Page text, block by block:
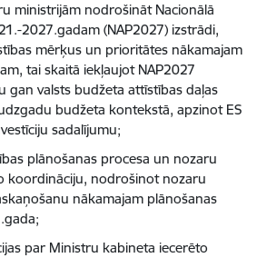
ministrijām nodrošināt Nacionālā
2027.gadam (NAP2027) izstrādi,
mērķus un prioritātes nākamajam
tai skaitā iekļaujot NAP2027
gan valsts budžeta attīstības daļas
budžeta kontekstā, apzinot ES
sadalījumu;
plānošanas procesa un nozaru
koordināciju, nodrošinot nozaru
nākamajam plānošanas
par Ministru kabineta iecerēto